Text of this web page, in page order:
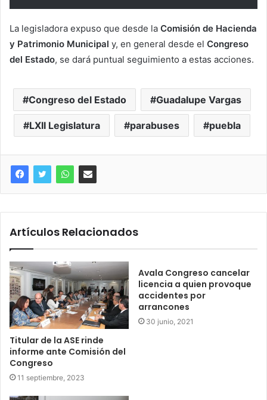
La legisladora expuso que desde la Comisión de Hacienda
y Patrimonio Municipal y, en general desde el Congreso
del Estado, se dará puntual seguimiento a estas acciones.
Congreso del Estado Guadalupe Vargas
LXII Legislatura parabuses puebla
Artículos Relacionados
Titular de la ASE rinde
informe ante Comisión del
Congreso
11 septiembre, 2023
Avala Congreso cancelar
licencia a quien provoque
accidentes por
arrancones
30 junio, 2021